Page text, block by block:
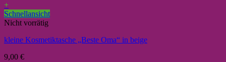
+
Schnellansicht
Nicht vorrätig
kleine Kosmetiktasche „Beste Oma“ in beige
9,00 €